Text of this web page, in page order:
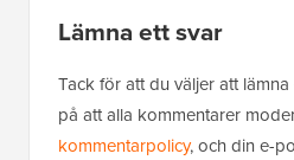
Lämna ett svar
Tack för att du väljer att
på att alla kommentarer
kommentarpolicy, och din e-